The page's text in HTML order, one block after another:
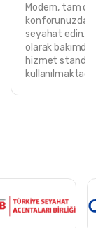
Modern, tam
seyahat edin.
olarak
hizmet
kullanılmaktadır.